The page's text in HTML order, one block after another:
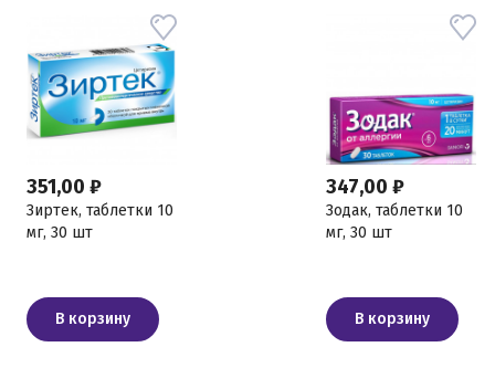
351,00 ₽
Зиртек, таблетки 10
мг, 30 шт
В корзину
347,00 ₽
Зодак, таблетки 10
мг, 30 шт
В корзину